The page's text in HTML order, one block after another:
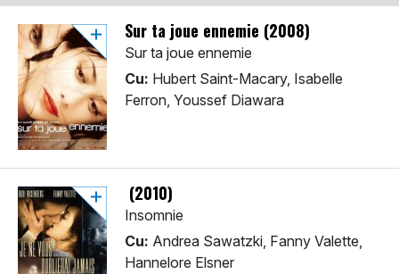
Sur ta joue ennemie (2008)
Sur ta joue ennemie
Cu: Hubert Saint-Macary, Isabelle
Ferron, Youssef Diawara
(2010)
Insomnie
Cu: Andrea Sawatzki, Fanny Valette,
Hannelore Elsner